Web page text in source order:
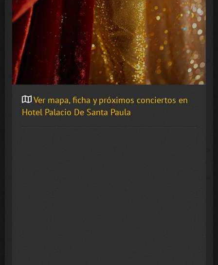
Ver mapa, ficha y próximos conciertos en
Hotel Palacio De Santa Paula